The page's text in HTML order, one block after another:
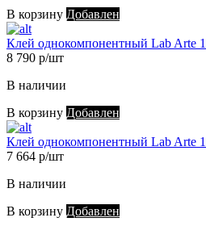
В корзину Добавлен
Клей однокомпонентный Lab Arte
8 790 р/шт
В наличии
В корзину Добавлен
Клей однокомпонентный Lab Arte
7 664 р/шт
В наличии
В корзину Добавлен